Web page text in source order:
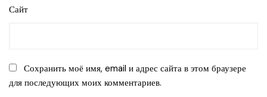
Сайт
Сохранить моё имя, email и адрес сайта в этом браузере
для последующих моих комментариев.